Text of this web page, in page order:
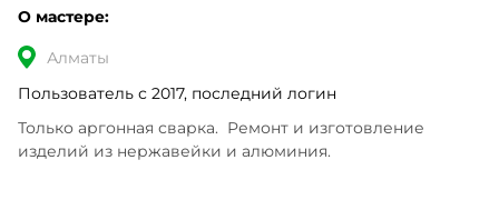
О мастере:
Алматы
Пользователь с 2017, последний логин
Только аргонная сварка.  Ремонт и изготовление
изделий из нержавейки и алюминия.